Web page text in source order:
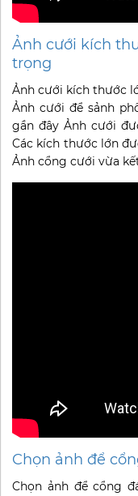
Ảnh cưới kích
trọng
Ảnh cưới kích thước
Ảnh cưới để sảnh
gần đây Ảnh cưới
Các kích thước lớn
Ảnh cổng cưới vừa
Chọn ảnh để
Chọn ảnh để cổng